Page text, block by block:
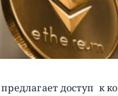
доступ к